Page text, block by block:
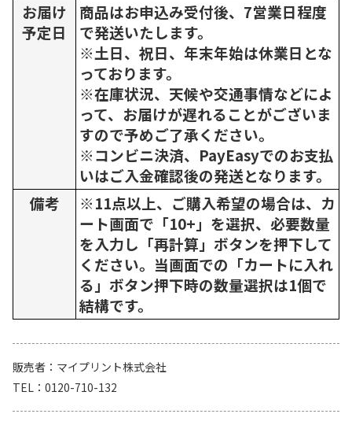
お届け
予定日
商品はお申込み受付後、7営業日程度
で発送いたします。
※土日、祝日、年末年始は休業日とな
っております。
※在庫状況、天候や交通事情などによ
って、お届けが遅れることがございま
すので予めご了承ください。
※コンビニ決済、PayEasyでのお支払
いはご入金確認後の発送となります。
備考
※11点以上、ご購入希望の場合は、カ
ート画面で「10+」を選択、必要数量
を入力し「再計算」ボタンを押下して
ください。当画面での「カートに入れ
る」ボタン押下時の数量選択は1個で
結構です。
販売者
マイプリント株式会社
TEL
0120-710-132